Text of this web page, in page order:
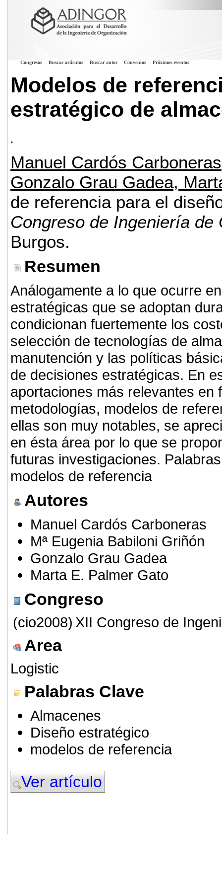
Congresos Buscar artículos Buscar autor Convenios Próximos eventos
Modelos de
estratégico de
.
Manuel Cardós
Gonzalo Grau Gadea,
de referencia para el
Congreso de Ingeniería de
Burgos.
Resumen
Análogamente a lo que ocurre
estratégicas que se adoptan
condicionan fuertemente los
selección de tecnologías de
manutención y las políticas
de decisiones estratégicas. En
aportaciones más relevantes en
metodologías, modelos de
ellas son muy notables, se
en ésta área por lo que se
futuras investigaciones.
modelos de referencia
Autores
Manuel Cardós Carboneras
Mª Eugenia Babiloni Griñón
Gonzalo Grau Gadea
Marta E. Palmer Gato
Congreso
(cio2008) XII Congreso de
Area
Logistic
Palabras Clave
Almacenes
Diseño estratégico
modelos de referencia
Ver artículo